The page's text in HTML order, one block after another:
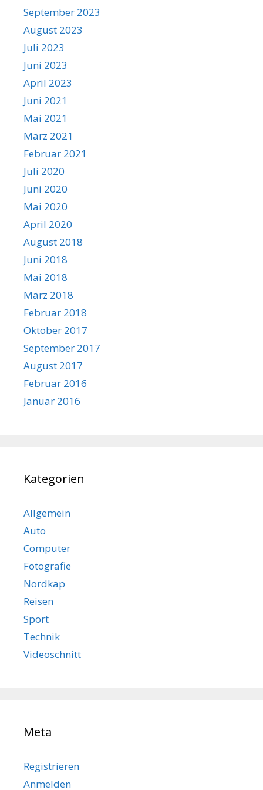
September 2023
August 2023
Juli 2023
Juni 2023
April 2023
Juni 2021
Mai 2021
März 2021
Februar 2021
Juli 2020
Juni 2020
Mai 2020
April 2020
August 2018
Juni 2018
Mai 2018
März 2018
Februar 2018
Oktober 2017
September 2017
August 2017
Februar 2016
Januar 2016
Kategorien
Allgemein
Auto
Computer
Fotografie
Nordkap
Reisen
Sport
Technik
Videoschnitt
Meta
Registrieren
Anmelden